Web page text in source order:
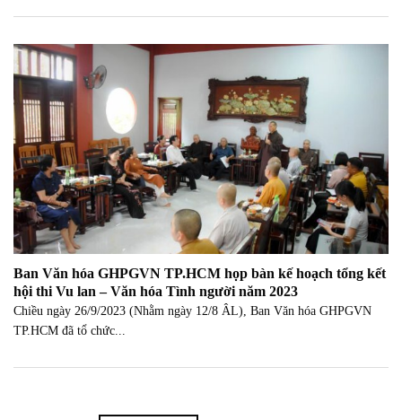
Ban Văn hóa GHPGVN TP.HCM họp bàn kế hoạch tổng kết
hội thi Vu lan – Văn hóa Tình người năm 2023
Chiều ngày 26/9/2023 (Nhằm ngày 12/8 ÂL), Ban Văn hóa GHPGVN
TP.HCM đã tổ chức...